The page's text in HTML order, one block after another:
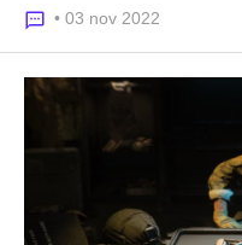
• 03 nov 2022